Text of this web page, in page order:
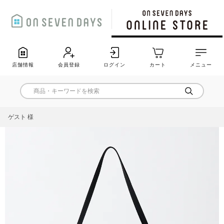
店舗情報 会員登録 ログイン カート メニュー
ゲスト 様